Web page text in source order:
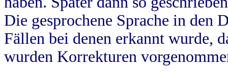
Die gesprochene Sprache in
Fällen bei denen erkannt wurde,
wurden Korrekturen